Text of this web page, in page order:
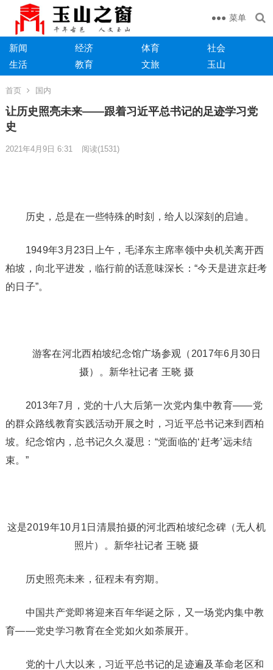
菜单
新闻 经济 体育
社会
生活
教育 文旅 玉山
首页 国内
让历史照亮未来——跟着习近平总书记的足迹学习党
史
2021年4月9日 6:31 阅读(1531)
历史，总是在一些特殊的时刻，给人以深刻的启迪。
1949年3月23日上午，毛泽东主席率领中央机关离开西
柏坡，向北平进发，临行前的话意味深长：“今天是进京赶考
的日子”。
游客在河北西柏坡纪念馆广场参观（2017年6月30日
摄）。新华社记者 王晓 摄
2013年7月，党的十八大后第一次党内集中教育——党
的群众路线教育实践活动开展之时，习近平总书记来到西柏
坡。纪念馆内，总书记久久凝思：“党面临的‘赶考’远未结
束。”
这是2019年10月1日清晨拍摄的河北西柏坡纪念碑（无人机
照片）。新华社记者 王晓 摄
历史照亮未来，征程未有穷期。
中国共产党即将迎来百年华诞之际，又一场党内集中教
育——党史学习教育在全党如火如荼展开。
党的十八大以来，习近平总书记的足迹遍及革命老区和